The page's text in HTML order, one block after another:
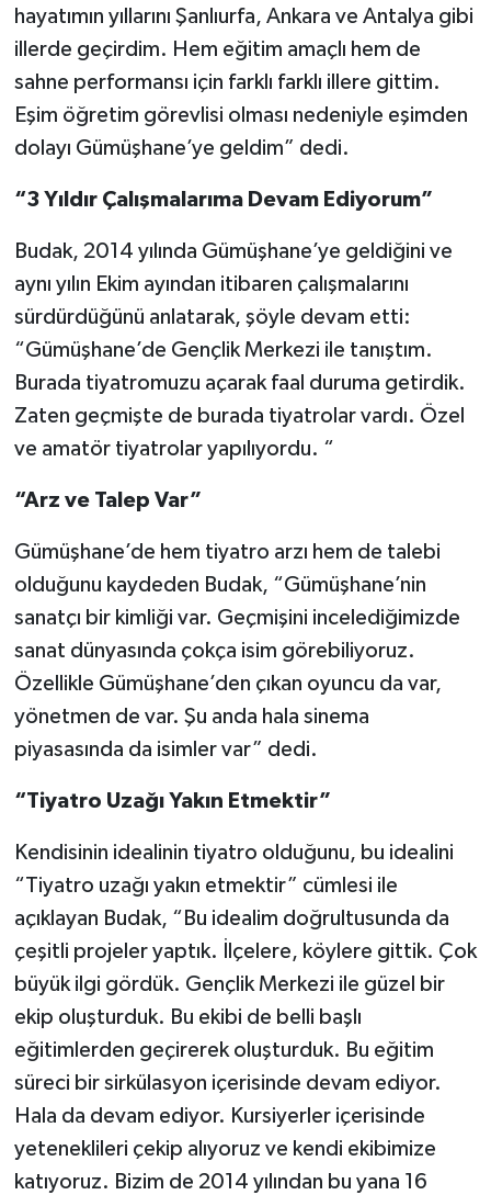
hayatımın yıllarını Şanlıurfa, Ankara ve Antalya gibi
illerde geçirdim. Hem eğitim amaçlı hem de
sahne performansı için farklı farklı illere gittim.
Eşim öğretim görevlisi olması nedeniyle eşimden
dolayı Gümüşhane’ye geldim” dedi.
“3 Yıldır Çalışmalarıma Devam Ediyorum”
Budak, 2014 yılında Gümüşhane’ye geldiğini ve
aynı yılın Ekim ayından itibaren çalışmalarını
sürdürdüğünü anlatarak, şöyle devam etti:
“Gümüşhane’de Gençlik Merkezi ile tanıştım.
Burada tiyatromuzu açarak faal duruma getirdik.
Zaten geçmişte de burada tiyatrolar vardı. Özel
ve amatör tiyatrolar yapılıyordu. “
“Arz ve Talep Var”
Gümüşhane’de hem tiyatro arzı hem de talebi
olduğunu kaydeden Budak, “Gümüşhane’nin
sanatçı bir kimliği var. Geçmişini incelediğimizde
sanat dünyasında çokça isim görebiliyoruz.
Özellikle Gümüşhane’den çıkan oyuncu da var,
yönetmen de var. Şu anda hala sinema
piyasasında da isimler var” dedi.
“Tiyatro Uzağı Yakın Etmektir”
Kendisinin idealinin tiyatro olduğunu, bu idealini
“Tiyatro uzağı yakın etmektir” cümlesi ile
açıklayan Budak, “Bu idealim doğrultusunda da
çeşitli projeler yaptık. İlçelere, köylere gittik. Çok
büyük ilgi gördük. Gençlik Merkezi ile güzel bir
ekip oluşturduk. Bu ekibi de belli başlı
eğitimlerden geçirerek oluşturduk. Bu eğitim
süreci bir sirkülasyon içerisinde devam ediyor.
Hala da devam ediyor. Kursiyerler içerisinde
yeteneklileri çekip alıyoruz ve kendi ekibimize
katıyoruz. Bizim de 2014 yılından bu yana 16